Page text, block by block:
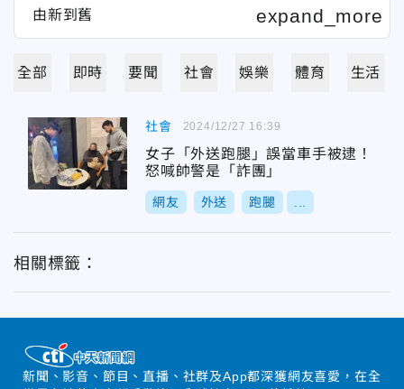
全部 即時 要聞 社會 娛樂 體育 生活
社會
女子「外送跑腿」誤當車手被逮！
怒喊帥警是「詐團」
網友 外送 跑腿
2024/12/27 16:39
相關標籤：
新聞、影音、節目、直播、社群及App都深獲網友喜愛，在全